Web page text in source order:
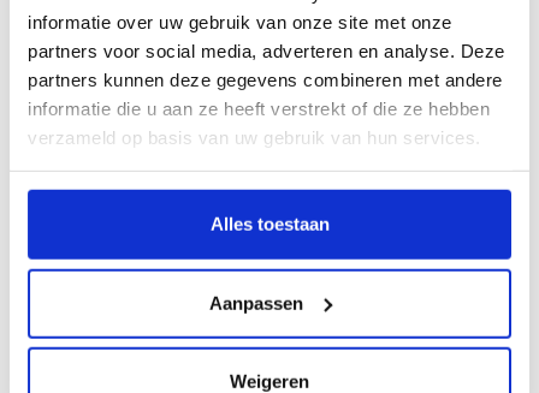
informatie over uw gebruik van onze site met onze
partners voor social media, adverteren en analyse. Deze
partners kunnen deze gegevens combineren met andere
informatie die u aan ze heeft verstrekt of die ze hebben
verzameld op basis van uw gebruik van hun services.
Alles toestaan
Aanpassen
Weigeren
Vergroten
Naaldvilt
Doeltreffend en voordelig
Vanaf €31,95